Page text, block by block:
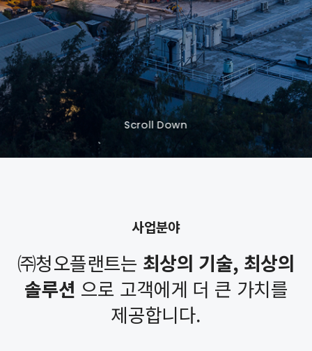
Scroll Down
사업분야
㈜청오플랜트는 최상의 기술, 최상의
솔루션 으로 고객에게 더 큰 가치를
제공합니다.